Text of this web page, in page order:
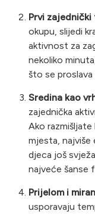
Prvi
okupu, slijedi
aktivnost za
nekoliko
što se proslava
Sredina kao
zajednička
Ako razmišljate
mjesta, najviše
djeca još
najveće šanse
Prijelom i
usporavaju